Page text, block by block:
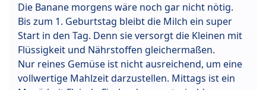
Die Banane morgens wäre noch gar nicht nötig.
Bis zum 1. Geburtstag bleibt die Milch ein super
Start in den Tag. Denn sie versorgt die Kleinen mit
Flüssigkeit und Nährstoffen gleichermaßen.
Nur reines Gemüse ist nicht ausreichend, um eine
vollwertige Mahlzeit darzustellen. Mittags ist ein